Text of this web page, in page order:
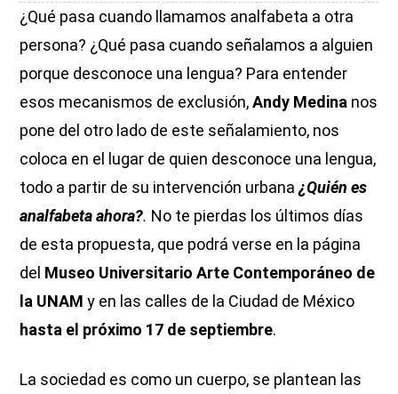
¿Qué pasa cuando llamamos analfabeta a otra
persona? ¿Qué pasa cuando señalamos a alguien
porque desconoce una lengua? Para entender
esos mecanismos de exclusión,Andy Medina nos
pone del otro lado de este señalamiento, nos
coloca en el lugar de quien desconoce una lengua,
todo a partir de su intervención urbana¿Quién es
analfabeta ahora?. No te pierdas los últimos días
de esta propuesta, que podrá verse en la página
del Museo Universitario Arte Contemporáneo de
la UNAM y en las calles de la Ciudad de México
hasta el próximo 17 de septiembre.
La sociedad es como un cuerpo, se plantean las